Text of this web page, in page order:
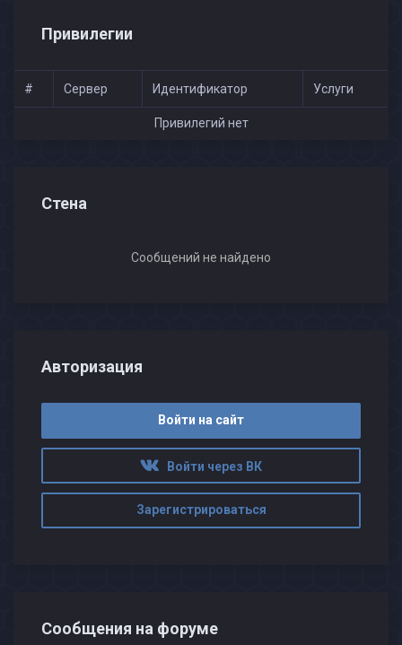
Привилегии
# Сервер Идентификатор Услуги
Привилегий нет
Стена
Сообщений не найдено
Авторизация
Войти на сайт
Войти через ВК
Зарегистрироваться
Сообщения на форуме